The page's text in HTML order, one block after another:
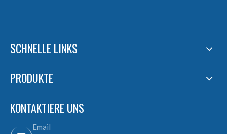
SCHNELLE LINKS
PRODUKTE
KONTAKTIERE UNS
Email